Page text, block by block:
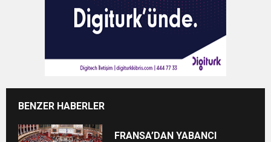
BENZER HABERLER
FRANSA’DAN YABANCI